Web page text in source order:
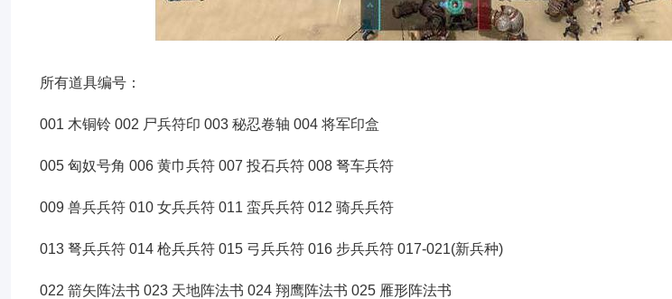
所有道具编号：
001 木铜铃 002 尸兵符印 003 秘忍卷轴 004 将军印盒
005 匈奴号角 006 黄巾兵符 007 投石兵符 008 弩车兵符
009 兽兵兵符 010 女兵兵符 011 蛮兵兵符 012 骑兵兵符
013 弩兵兵符 014 枪兵兵符 015 弓兵兵符 016 步兵兵符 017-021(新兵种)
022 箭矢阵法书 023 天地阵法书 024 翔鹰阵法书 025 雁形阵法书